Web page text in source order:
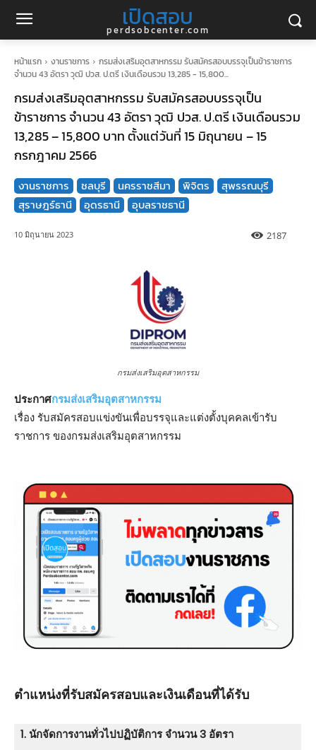
เปิดสอบ
perdsobcenter.com
หน้าแรก งานราชการ
กรมส่งเสริมอุตสาหกรรม รับสมัครสอบบรรจุเป็นข้าราชการ
จำนวน 43 อัตรา วุฒิ ปวส. ป.ตรี เงินเดือนรวม 13,285 - 15,800...
กรมส่งเสริมอุตสาหกรรม รับสมัครสอบบรรจุเป็น
ข้าราชการ จำนวน 43 อัตรา วุฒิ ปวส. ป.ตรี เงินเดือนรวม
13,285 – 15,800 บาท ตั้งแต่วันที่ 15 มิถุนายน – 15
กรกฎาคม 2566
งานราชการ ชลบุรี นครราชสีมา พิจิตร
สุพรรณบุรี
สุราษฎร์ธานี
อุดรธานี อุบลราชธานี
10 มิถุนายน 2023 2187
กรมส่งเสริมอุตสาหกรรม
ประกาศกรมส่งเสริมอุตสาหกรรม
เรื่อง รับสมัครสอบแข่งขันเพื่อบรรจุและแต่งตั้งบุคคลเข้ารับ
ราชการ ของกรมส่งเสริมอุตสาหกรรม
ตําแหน่งที่รับสมัครสอบและเงินเดือนที่ได้รับ
1. นักจัดการงานทั่วไปปฏิบัติการ จำนวน 3 อัตรา